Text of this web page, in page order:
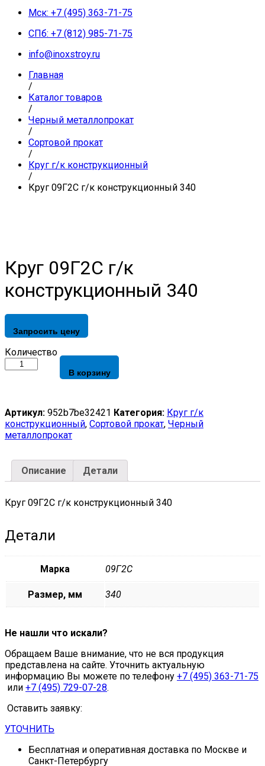
Мск: +7 (495) 363-71-75
СПб: +7 (812) 985-71-75
info@inoxstroy.ru
Главная
/
Каталог товаров
/
Черный металлопрокат
/
Сортовой прокат
/
Круг г/к конструкционный
/
Круг 09Г2С г/к конструкционный 340
Круг 09Г2С г/к
конструкционный 340
Запросить цену
Круг
09Г2С
340
quantity
Количество
В корзину
Артикул: 952b7be32421 Категория: Круг г/к
конструкционный, Сортовой прокат, Черный
металлопрокат
Описание Детали
Круг 09Г2С г/к конструкционный 340
Детали
Марка 09Г2С
Размер, мм 340
Не нашли что искали?
Обращаем Ваше внимание, что не вся продукция
представлена на сайте. Уточнить актуальную
информацию Вы можете по телефону +7 (495) 363-71-75
или +7 (495) 729-07-28.
Оставить заявку:
УТОЧНИТЬ
Бесплатная и оперативная доставка по Москве и
Санкт-Петербургу